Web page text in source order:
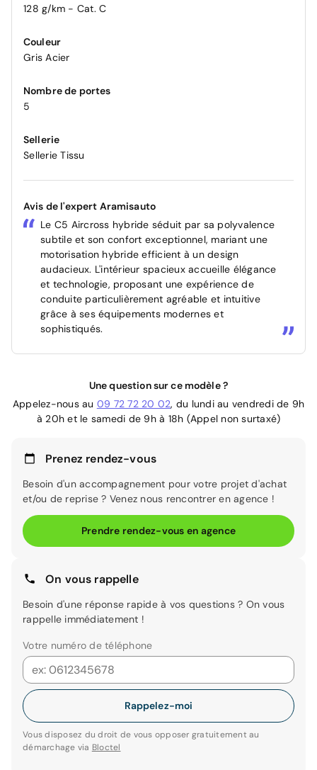
128 g/km - Cat. C
Couleur
Gris Acier
Nombre de portes
5
Sellerie
Sellerie Tissu
Avis de l'expert Aramisauto
Le C5 Aircross hybride séduit par sa polyvalence
subtile et son confort exceptionnel, mariant une
motorisation hybride efficient à un design
audacieux. L'intérieur spacieux accueille élégance
et technologie, proposant une expérience de
conduite particulièrement agréable et intuitive
grâce à ses équipements modernes et
sophistiqués.
Une question sur ce modèle ?
Appelez-nous au 09 72 72 20 02, du lundi au vendredi de 9h
à 20h et le samedi de 9h à 18h (Appel non surtaxé)
Prenez rendez-vous
Besoin d'un accompagnement pour votre projet d'achat
et/ou de reprise ? Venez nous rencontrer en agence !
Prendre rendez-vous en agence
On vous rappelle
Besoin d'une réponse rapide à vos questions ? On vous
rappelle immédiatement !
Votre numéro de téléphone
Rappelez-moi
Vous disposez du droit de vous opposer gratuitement au
démarchage via Bloctel